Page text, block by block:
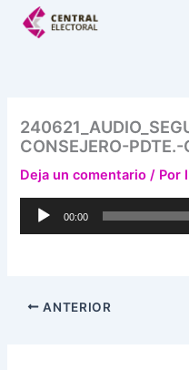
CONSEJERO-
Deja un comentario / Por
Reproductor
00:00
ANTERIOR